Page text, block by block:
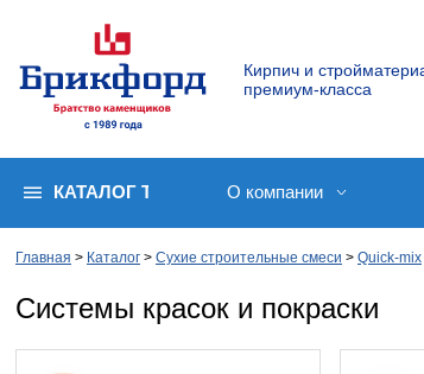
Кирпич и
премиум-класса
КАТАЛОГ ТОВАРОВО компании
Главная Каталог Сухие строительные смеси Quick-mix
Системы красок и покраски